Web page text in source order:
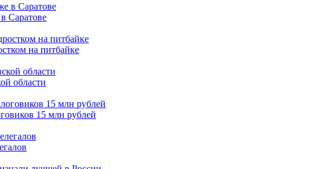
Саратове
на питбайке
области
15 млн рублей